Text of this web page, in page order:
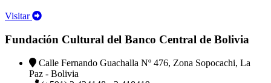
Visitar
Fundación Cultural del Banco Central de Bolivia
Calle Fernando Guachalla Nº 476, Zona Sopocachi, La
Paz - Bolivia